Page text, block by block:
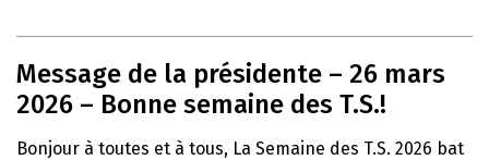
Message de la présidente – 26 mars
2026 – Bonne semaine des T.S.!
Bonjour à toutes et à tous, La Semaine des T.S. 2026 bat